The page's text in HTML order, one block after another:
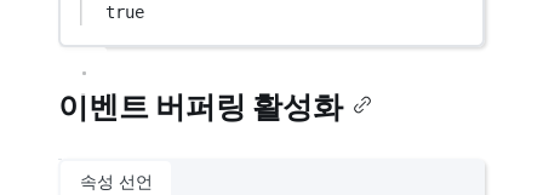
true
이벤트 버퍼링 활성화
속성 선언